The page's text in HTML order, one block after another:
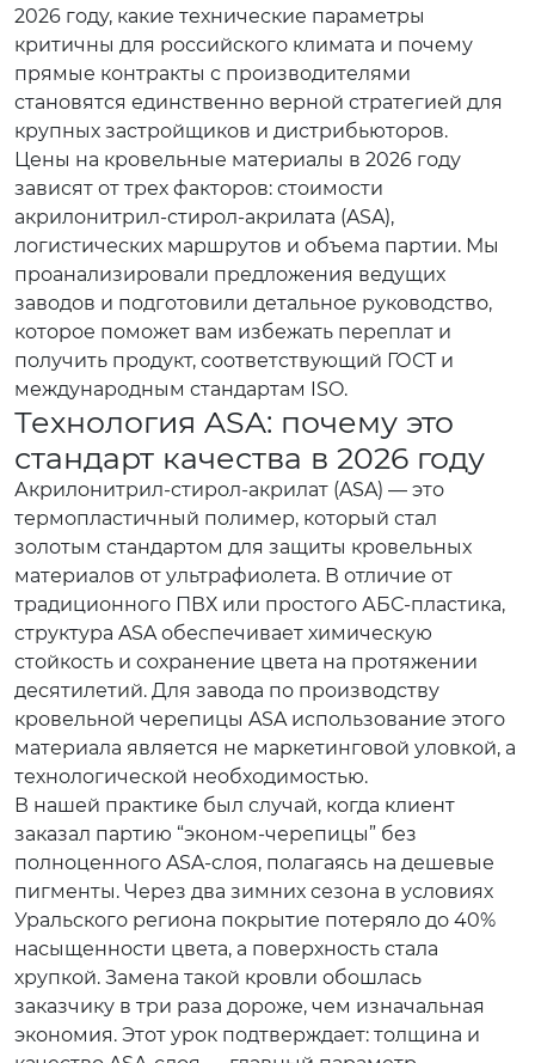
2026 году, какие технические параметры
критичны для российского климата и почему
прямые контракты с производителями
становятся единственно верной стратегией для
крупных застройщиков и дистрибьюторов.
Цены на кровельные материалы в 2026 году
зависят от трех факторов: стоимости
акрилонитрил-стирол-акрилата (ASA),
логистических маршрутов и объема партии. Мы
проанализировали предложения ведущих
заводов и подготовили детальное руководство,
которое поможет вам избежать переплат и
получить продукт, соответствующий ГОСТ и
международным стандартам ISO.
Технология ASA: почему это
стандарт качества в 2026 году
Акрилонитрил-стирол-акрилат (ASA) — это
термопластичный полимер, который стал
золотым стандартом для защиты кровельных
материалов от ультрафиолета. В отличие от
традиционного ПВХ или простого АБС-пластика,
структура ASA обеспечивает химическую
стойкость и сохранение цвета на протяжении
десятилетий. Для завода по производству
кровельной черепицы ASA использование этого
материала является не маркетинговой уловкой, а
технологической необходимостью.
В нашей практике был случай, когда клиент
заказал партию “эконом-черепицы” без
полноценного ASA-слоя, полагаясь на дешевые
пигменты. Через два зимних сезона в условиях
Уральского региона покрытие потеряло до 40%
насыщенности цвета, а поверхность стала
хрупкой. Замена такой кровли обошлась
заказчику в три раза дороже, чем изначальная
экономия. Этот урок подтверждает: толщина и